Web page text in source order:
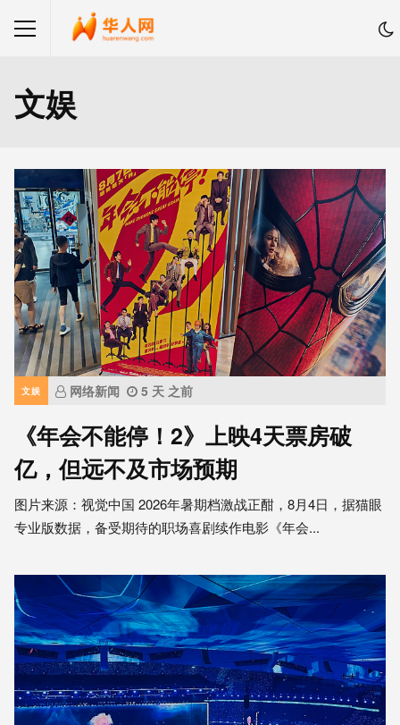
文娱
文娱 网络新闻 5 天 之前
《年会不能停！2》上映4天票房破
亿，但远不及市场预期
图片来源：视觉中国 2026年暑期档激战正酣，8月4日，据猫眼
专业版数据，备受期待的职场喜剧续作电影《年会...